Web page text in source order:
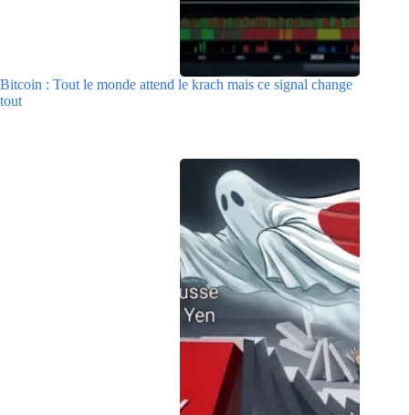
Bitcoin : Tout le monde attend le krach mais ce signal change
tout